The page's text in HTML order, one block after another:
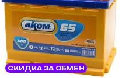
СКИДКА ЗА ОБМЕН